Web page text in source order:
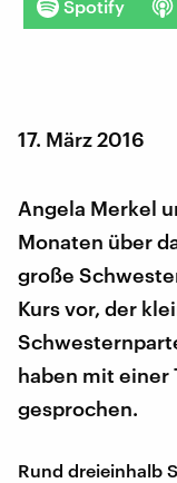
Spotify
17. März 2016
Angela Merkel
Monaten über
große
Kurs vor, der
haben mit einer
gesprochen.
Rund dreieinhalb